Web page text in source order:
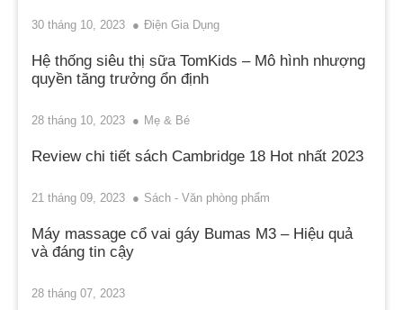
30 tháng 10, 2023 Điện Gia Dụng
Hệ thống siêu thị sữa TomKids – Mô hình nhượng
quyền tăng trưởng ổn định
28 tháng 10, 2023 Mẹ & Bé
Review chi tiết sách Cambridge 18 Hot nhất 2023
21 tháng 09, 2023 Sách - Văn phòng phẩm
Máy massage cổ vai gáy Bumas M3 – Hiệu quả
và đáng tin cậy
28 tháng 07, 2023